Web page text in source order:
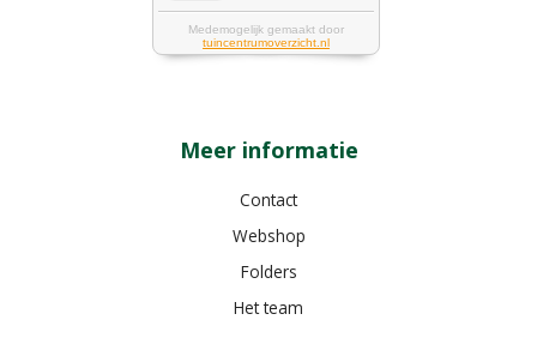
Meer informatie
Contact
Webshop
Folders
Het team